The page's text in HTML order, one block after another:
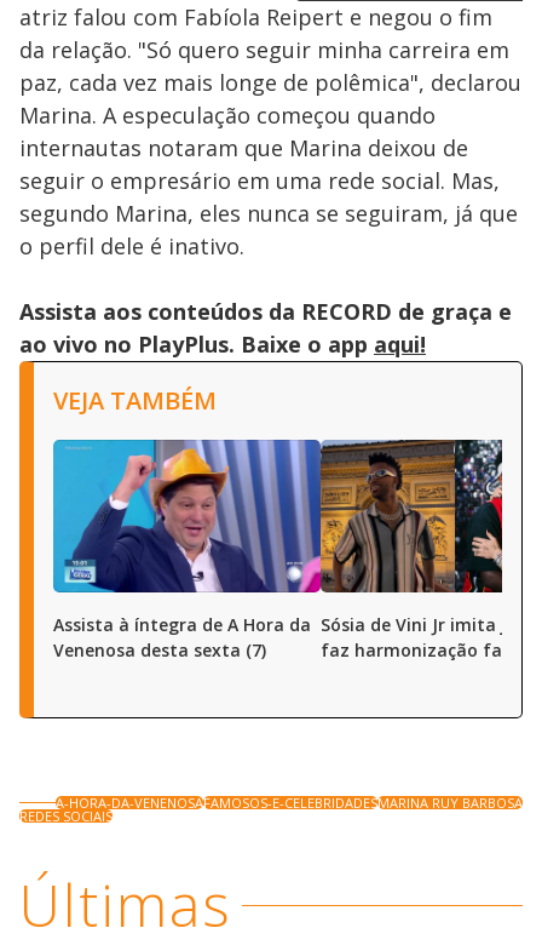
atriz falou com Fabíola Reipert e negou o fim
da relação. "Só quero seguir minha carreira em
paz, cada vez mais longe de polêmica", declarou
Marina. A especulação começou quando
internautas notaram que Marina deixou de
seguir o empresário em uma rede social. Mas,
segundo Marina, eles nunca se seguiram, já que
o perfil dele é inativo.
Assista aos conteúdos da RECORD de graça e
ao vivo no PlayPlus. Baixe o app aqui!
VEJA TAMBÉM
Assista à íntegra de A Hora da
Venenosa desta sexta (7)
Sósia de Vini Jr imita
faz harmonização facial
A-HORA-DA-VENENOSAFAMOSOS-E-CELEBRIDADESMARINA RUY BARBOSA
REDES SOCIAIS
Últimas